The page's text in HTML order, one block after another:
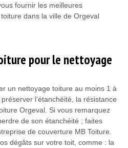
fournir les meilleures
dans la ville de Orgeval
pour le nettoyage
un nettoyage toiture au moins 1 à
l’étanchéité, la résistance
Orgeval. Si vous remarquez
de son étanchéité ; faites
de couverture MB Toiture.
dégâts sur votre toit, comme : la